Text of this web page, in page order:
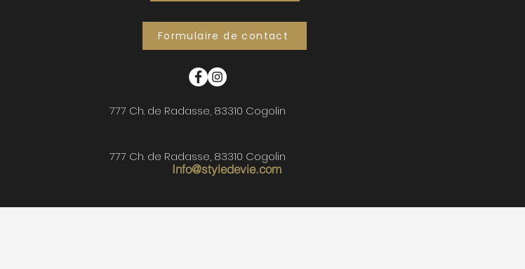
Formulaire de contact
777 Ch. de Radasse, 83310 Cogolin
Info@styledevie.com
777 Ch. de Radasse, 83310 Cogolin